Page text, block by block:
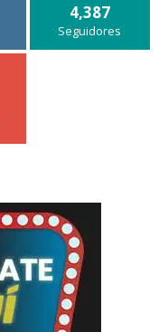
4,387
Seguidores